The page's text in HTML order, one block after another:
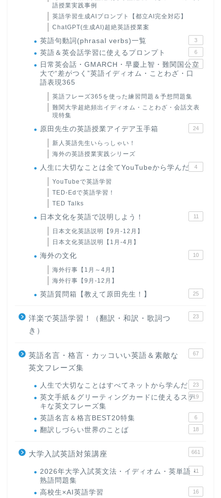
語授業実践事例
英語学習生成AIプロンプト【都立AI完全対応】
ChatGPT(生成AI)超絶英語授業案
英語句動詞(phrasal verbs)一覧 3
英語＆英会話学習に使えるプロンプト 6
日常英会話・GMARCH・早慶上智・難関国公立
大で“差がつく”英語イディオム・ことわざ・口
語表現365
22
英語フレーズ365を使った練習問題＆予想問題集
難関大学超絶頻出イディオム・ことわざ・会話文表
現特集
原田先生の英語授業アイデア玉手箱 24
新人英語先生いらっしゃい！
海外の英語授業実践シリーズ
人生に大切なことは全てYouTubeから学んだ 4
YouTubeで英語学習
TED-Edで英語学習！
TED Talks
日本文化を英語で説明しよう！ 11
日本文化英語説明【9月-12月】
日本文化英語説明【1月-4月】
海外の文化 10
海外行事【1月～4月】
海外行事【9月-12月】
英語質問箱【教えて原田先生！】 25
洋楽で英語学習！（翻訳・和訳・歌詞つ
き）
23
英語名言・格言・カッコいい英語＆素敵な
英文フレーズ集
67
人生で大切なことはすべてネットから学んだ 23
英文手紙＆グリーティングカードに使えるステ
キな英文フレーズ集
19
英語名言＆格言BEST20特集 6
翻訳しづらい世界のことば 18
大学入試英語対策講座 661
2026年大学入試英文法・イディオム・英単語・
熟語問題集
11
高校生×AI英語学習 16